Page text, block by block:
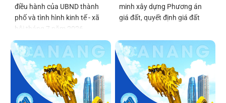
điều hành của UBND thành
phố và tình hình kinh tế - xã
hội tháng 7 năm 2026
minh xây dựng Phương án
giá đất, quyết định giá đất